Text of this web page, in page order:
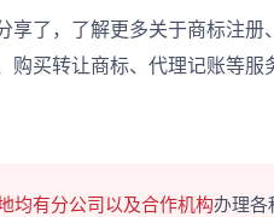
了，了解更多关于商标注册
购买转让商标、代理记账等
均有分公司以及合作机构办理各